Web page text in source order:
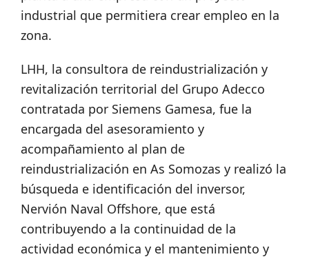
industrial que permitiera crear empleo en la
zona.
LHH, la consultora de reindustrialización y
revitalización territorial del Grupo Adecco
contratada por Siemens Gamesa, fue la
encargada del asesoramiento y
acompañamiento al plan de
reindustrialización en As Somozas y realizó la
búsqueda e identificación del inversor,
Nervión Naval Offshore, que está
contribuyendo a la continuidad de la
actividad económica y el mantenimiento y